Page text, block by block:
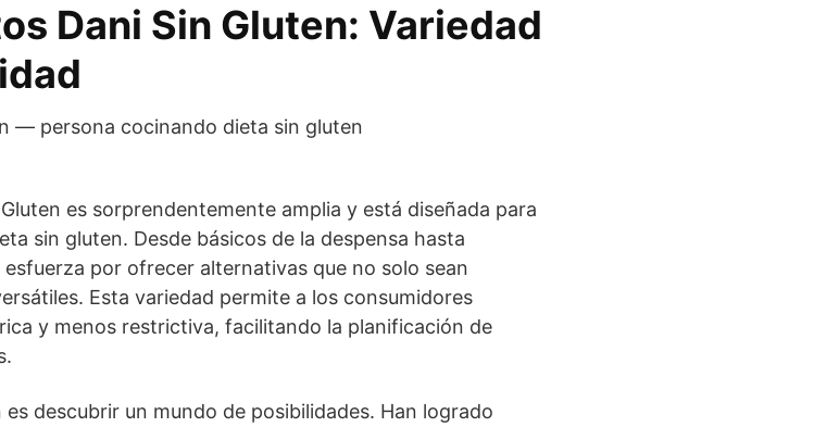
Dani Sin Gluten: Variedad
es sorprendentemente amplia y está diseñada para
sin gluten. Desde básicos de la despensa hasta
por ofrecer alternativas que no solo sean
Esta variedad permite a los consumidores
y menos restrictiva, facilitando la planificación de
descubrir un mundo de posibilidades. Han logrado